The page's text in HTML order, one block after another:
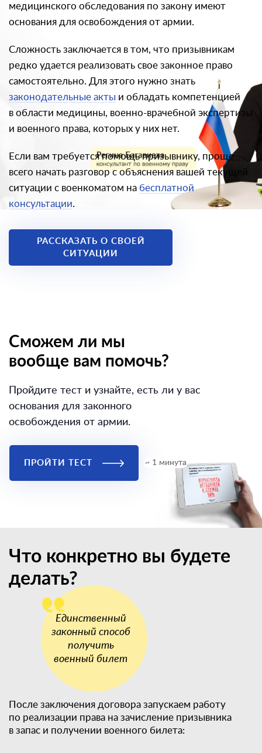
медицинского обследования по закону имеют
основания для освобождения от армии.
Сложность заключается в том, что призывникам
редко удается реализовать свое законное право
самостоятельно. Для этого нужно знать
законодательные акты и обладать компетенцией
в области медицины, военно-врачебной экспертизы
и военного права, которых у них нет.
Если вам требуется помощь призывнику, проще
всего начать разговор с объяснения вашей текущей
ситуации с военкоматом на бесплатной
консультации.
РАССКАЗАТЬ О СВОЕЙ
СИТУАЦИИ
Сможем ли мы
вообще вам помочь?
Пройдите тест и узнайте, есть ли у вас
основания для законного
освобождения от армии.
ПРОЙТИ ТЕСТ ~ 1 минута
Что конкретно вы будете
делать?
После заключения договора запускаем работу
по реализации права на зачисление призывника
в запас и получении военного билета: